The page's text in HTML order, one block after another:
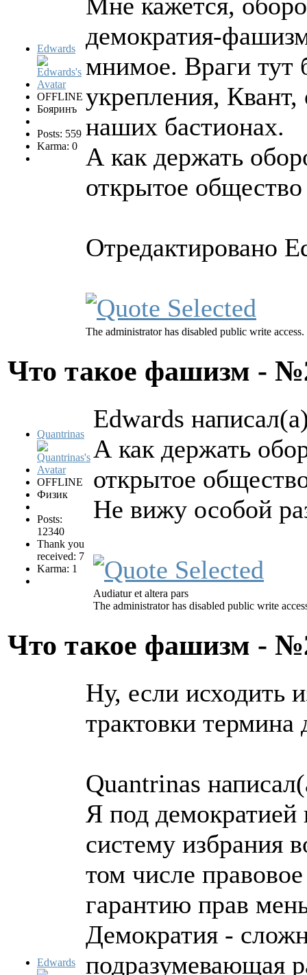
Edwards
OFFLINE
Бояринъ
Posts: 559
Karma: 0
Мне кажется,
демократия-
мнимое. Враги тут
укрепления, Квант,
наших бастионах.
А как держать
открытое
Отредактировано
The administrator has disabled public write access.
Что такое фашизм -
Quantrinas
OFFLINE
Физик
Posts:
12340
Thank you
received: 7
Karma: 1
Edwards
А как держать
открытое
Не вижу особой
Audiatur et altera pars
The administrator has disabled public write
Что такое фашизм -
Edwards
Ну, если исходить
трактовки термина
Quantrinas
Я под демократией
систему избрания
том числе
гарантию прав
Демократия -
подразумевающая